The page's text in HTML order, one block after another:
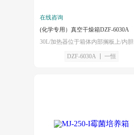
在线咨询
(化学专用）真空干燥箱DZF-6030A
DZF-6030A 一恒